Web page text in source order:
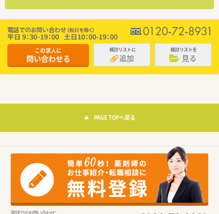
この求人に
問い合わせる
検討リストに
追加
検討リストを
見る
PAGE TOPへ戻る